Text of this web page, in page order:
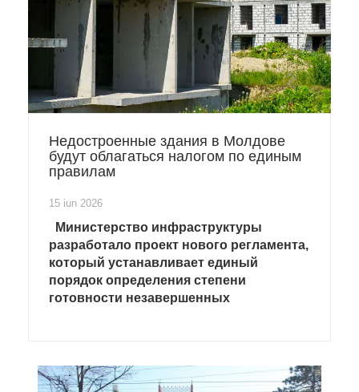
Недостроенные здания в Молдове
будут облагаться налогом по единым
правилам
15 iun 2026
Министерство инфраструктуры
разработало проект нового регламента,
который устанавливает единый
порядок определения степени
готовности незавершенных